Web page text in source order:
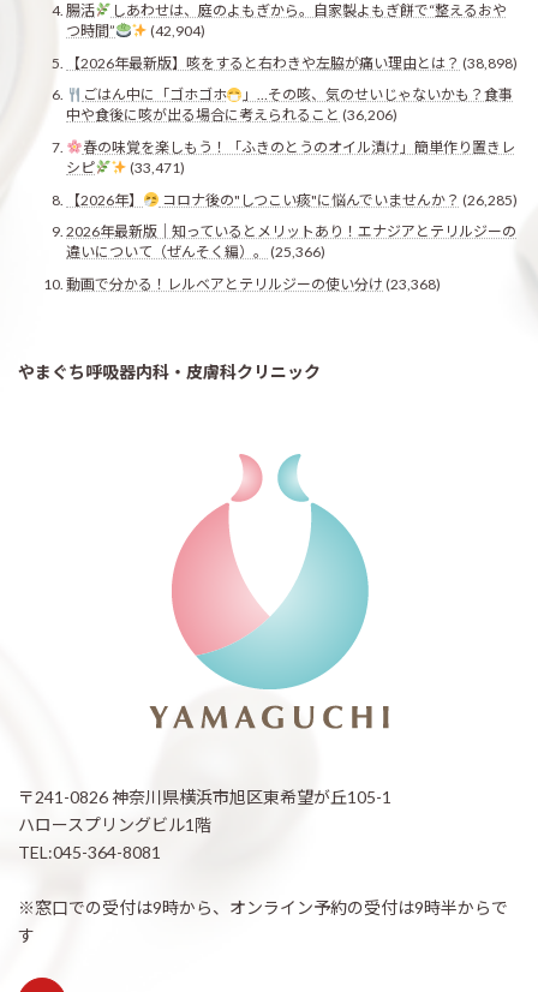
腸活
しあわせは、庭のよもぎから。自家製よもぎ餅で“整えるおや
つ時間”
(42,904)
【2026年最新版】咳をすると右わきや左脇が痛い理由とは？ (38,898)
ごはん中に「ゴホゴホ
」…その咳、気のせいじゃないかも？食事
中や食後に咳が出る場合に考えられること (36,206)
春の味覚を楽しもう！「ふきのとうのオイル漬け」簡単作り置きレ
シピ
(33,471)
【2026年】
コロナ後の"しつこい痰"に悩んでいませんか？ (26,285)
2026年最新版｜知っているとメリットあり！エナジアとテリルジーの
違いについて（ぜんそく編）。
(25,366)
動画で分かる！レルベアとテリルジーの使い分け (23,368)
やまぐち呼吸器内科・皮膚科クリニック
〒241-0826 神奈川県横浜市旭区東希望が丘105-1
ハロースプリングビル1階
TEL:045-364-8081
※窓口での受付は9時から、オンライン予約の受付は9時半からで
す